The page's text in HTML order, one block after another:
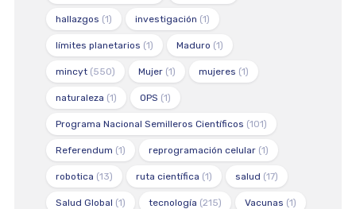
hallazgos (1) investigación (1)
límites planetarios (1) Maduro (1)
mincyt(550) Mujer(1) mujeres (1)
naturaleza (1) OPS (1)
Programa Nacional Semilleros Científicos (101)
Referendum (1) reprogramación celular(1)
robotica (13) ruta científica (1) salud (17)
Salud Global (1) tecnología (215) Vacunas (1)